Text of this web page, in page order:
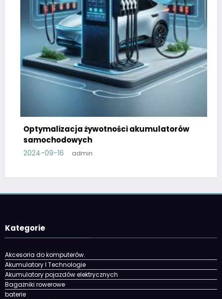
Optymalizacja żywotności akumulatorów
samochodowych
2024-09-16 admin
Kategorie
Akcesoria do komputerów.
Akumulatory I Technologie
Akumulatory pojazdów elektrycznych
Bagażniki rowerowe
baterie